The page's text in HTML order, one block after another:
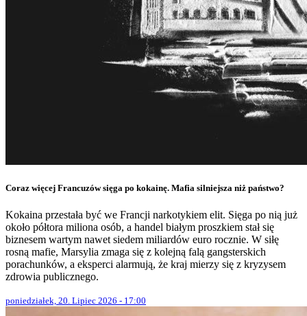
Coraz więcej Francuzów sięga po kokainę. Mafia silniejsza niż państwo?
Kokaina przestała być we Francji narkotykiem elit. Sięga po nią już
około półtora miliona osób, a handel białym proszkiem stał się
biznesem wartym nawet siedem miliardów euro rocznie. W siłę
rosną mafie, Marsylia zmaga się z kolejną falą gangsterskich
porachunków, a eksperci alarmują, że kraj mierzy się z kryzysem
zdrowia publicznego.
poniedziałek, 20. Lipiec 2026 - 17:00